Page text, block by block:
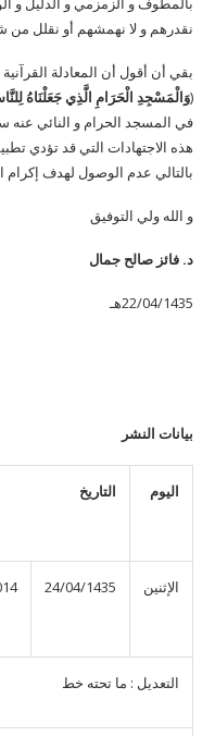
نقدرهم و لا نهمشهم أو نقلل من
بقي أن أقول أن المعادلة
(وَالْمَسْجِدِ الْحَرَامِ الَّذِي جَعَلْنَاهُ
في المسجد الحرام و النائي
هذه الاجتهادات التي قد تؤدي
بالتالي عدم الوصول لهدف إكرام
و الله ولي التوفيق
د. فائز صالح جمال
22/04/1435هـ @fyzjml
بيانات النشر
اليوم التاريخ
الإثنين 24/04/1435
التعديل : ما تحته خط